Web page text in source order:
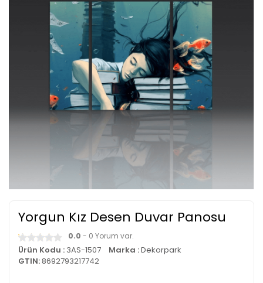
Yorgun Kız Desen Duvar Panosu
0.0 - 0 Yorum var.
Ürün Kodu : 3AS-1507 Marka :Dekorpark
GTIN:8692793217742